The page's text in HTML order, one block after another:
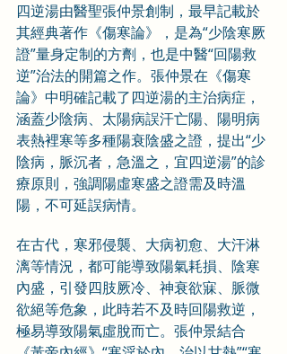
四逆湯由醫聖張仲景創制，最早記載於
其經典著作《傷寒論》，是為“少陰寒厥
證”量身定制的方劑，也是中醫“回陽救
逆”治法的開篇之作。張仲景在《傷寒
論》中明確記載了四逆湯的主治病症，
涵蓋少陰病、太陽病誤汗亡陽、陽明病
表熱裡寒等多種陽衰陰盛之證，提出“少
陰病，脈沉者，急溫之，宜四逆湯”的診
療原則，強調陽虛寒盛之證需及時溫
陽，不可延誤病情。
在古代，寒邪侵襲、大病初愈、大汗淋
漓等情況，都可能導致陽氣耗損、陰寒
內盛，引發四肢厥冷、神衰欲寐、脈微
欲絕等危象，此時若不及時回陽救逆，
極易導致陽氣虛脫而亡。張仲景結合